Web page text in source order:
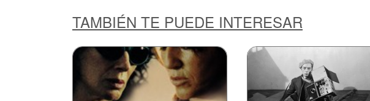
TAMBIÉN TE PUEDE INTERESAR